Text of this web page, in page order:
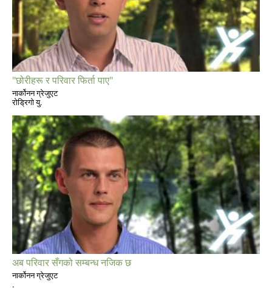
"छोरीहरू र परिवार फिर्ता पाए"
नार्कोनन ग्रेजुएट
रोड्रिगो यु.
अब परिवार सँगको सम्बन्ध नजिक छ
नार्कोनन ग्रेजुएट
.